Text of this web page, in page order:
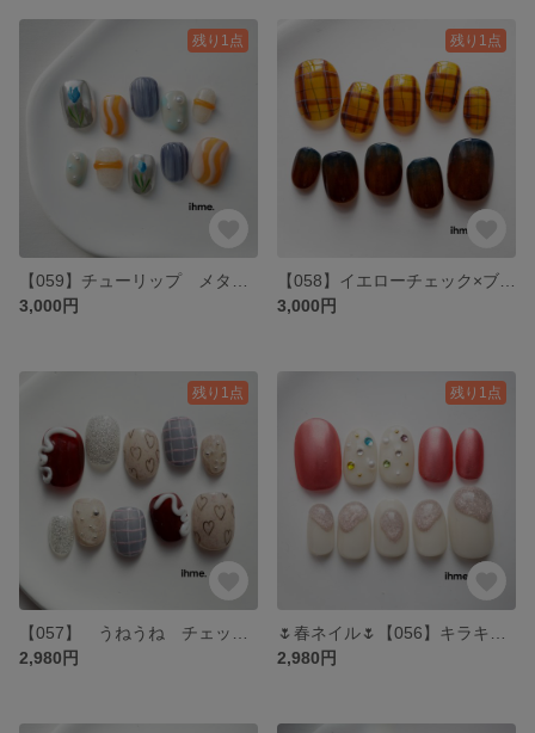
残り1点
3,000円
残り1点
3,000円
残り1点
2,980円
残り1点
2,980円